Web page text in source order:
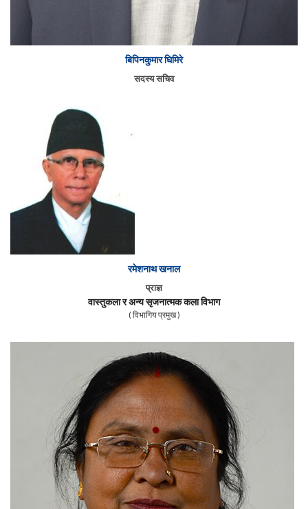
बिपिनकुमार घिमिरे
सदस्य सचिव
रमेशनाथ खनाल
प्राज्ञ
वास्तुकला र अन्य सृजनात्मक कला विभाग
( विभागिय प्रमुख )